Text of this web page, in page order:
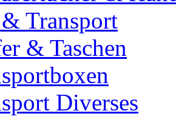
Transport
& Taschen
Diverses